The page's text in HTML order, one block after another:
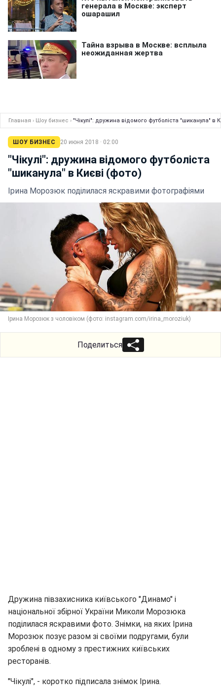
Главная › Шоу бизнес › "Чікулі": дружина відомого футболіста "шиканула" в
ШОУ БИЗНЕС 20 июня 2018 · 02:00
"Чікулі": дружина відомого футболіста
"шиканула" в Києві (фото)
Ірина Морозюк поділилася яскравими фотографіями
Ірина Морозюк з чоловіком (фото: instagram.com/irina_moroziuk)
Поделиться
Дружина півзахисника київського "Динамо" і
національної збірної України Миколи Морозюка
поділилася яскравими фото. Знімки, на яких Ірина
Морозюк позує разом зі своїми подругами, були
зроблені в одному з престижних київських
ресторанів.
"Чікулі", - коротко підписала знімок Ірина.